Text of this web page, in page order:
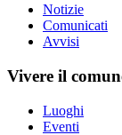
Notizie
Comunicati
Avvisi
Vivere il
Luoghi
Eventi